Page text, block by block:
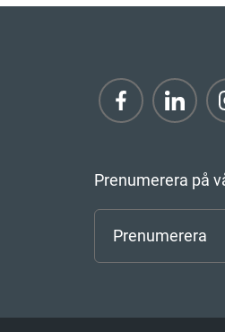
Prenumerera på
Prenumerera